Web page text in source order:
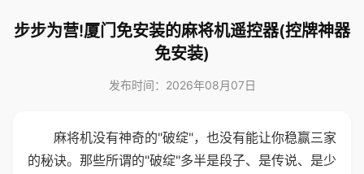
步步为营!厦门免安装的麻将机遥控器(控牌神器
免安装)
发布时间：2026年08月07日
麻将机没有神奇的"破绽"，也没有能让你稳赢三家
的秘诀。那些所谓的"破绽"多半是段子、是传说、是少